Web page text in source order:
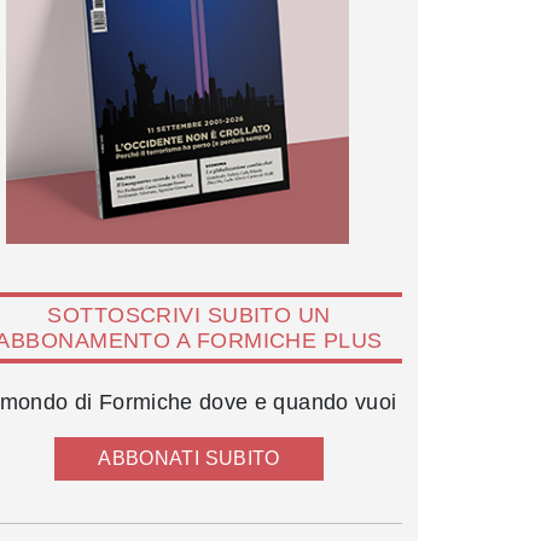
SOTTOSCRIVI SUBITO UN
A FORMICHE PLUS
di Formiche dove e quando vuoi
ABBONATI SUBITO